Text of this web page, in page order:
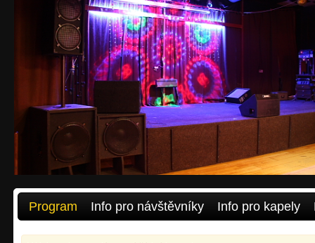
Program Info pro návštěvníky Info pro kapely